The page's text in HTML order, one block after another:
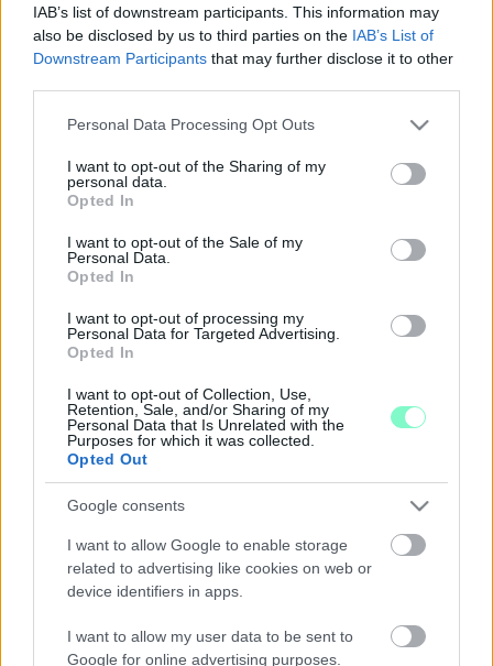
IAB’s list of downstream participants. This information may
also be disclosed by us to third parties on the IAB’s List of
Downstream Participants that may further disclose it to other
Please note that this website/app uses one or more Google
not limited to your visit or usage behaviour. You may click to
grant or deny consent to Google and its third-party tags to
use your data for below specified purposes in below Google
consent section.
Personal Data Processing Opt Outs
I want to opt-out of the Sharing of my
personal data.
Opted In
I want to opt-out of the Sale of my
Personal Data.
Opted In
I want to opt-out of processing my
Personal Data for Targeted Advertising.
Opted In
I want to opt-out of Collection, Use,
Retention, Sale, and/or Sharing of my
Personal Data that Is Unrelated with the
Purposes for which it was collected.
Opted Out
Google consents
I want to allow Google to enable storage
related to advertising like cookies on web or
device identifiers in apps.
I want to allow my user data to be sent to
Google for online advertising purposes.
számban. Statisztika!
IPARI PARK-BŐVÍTÉS: A CIVILEK GYŐRÉRT
SZERINT ELHIBÁZOTT A VÁROSHÁZA
KOMMUNIKCIÓJA
2022. augusztus. 16. 16:23
baloldali politikusok önös politikai érdektől vezérelve
felhasználhatták a győrszentiváni lakosság egy csoportjának
vélt vagy valós félelmeit”.
A CIKLUS FELÉNÉL TARTUNK, ÉS A CIVILEK
GYŐRÉRT KÉPVISELŐI ALIG SZÓLALTAK MEG A
GYŐRI KÖZGYŰLÉSBEN
2022. május. 17. 14:52
A győri Jobbik árulásával bejutott képviselők nem sokat szóltak
hozzá a város ügyeihez. Az ellenzéki Pollreisz Balázs és Glázer
szólaltak fel a legtöbbször.
EGY ÁTBALLAGÓ VÁNDOR – A 19 ÉVES HÁRS
OTTÓ NAPLÓJA GYŐR BOMBÁZÁSÁRÓL
2022. Április. 13. 19:21
A kötetbe szerkesztett naplójegyzeteket a bombázás
MI ÉRDEKES VAN A GYŐRI
VAGYONNYILATKOZATOKBAN, AMIT ÉRDEMES
LETT VOLNA ELSUNNYOGNI?
2022. február. 05. 08:25
Átböngésztük a képviselők, alpolgármesterek, és a polgármester